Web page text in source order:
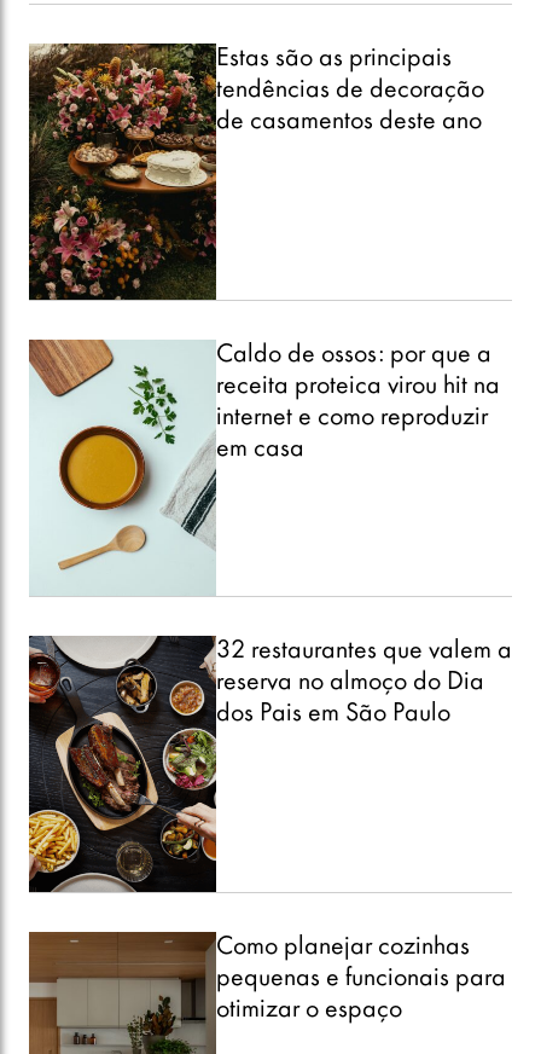
Estas são as principais
tendências de decoração
de casamentos deste ano
Caldo de ossos: por que a
receita proteica virou hit na
internet e como reproduzir
em casa
32 restaurantes que valem a
reserva no almoço do Dia
dos Pais em São Paulo
Como planejar cozinhas
pequenas e funcionais para
otimizar o espaço